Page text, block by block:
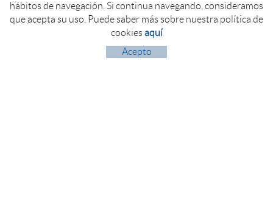
hábitos de navegación. Si continua navegando, consideramos
que acepta su uso. Puede saber más sobre nuestra política de
cookies aquí
Acepto